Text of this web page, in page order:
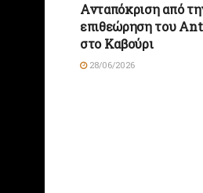
Ανταπόκριση από
επιθεώρηση του
στο Καβούρι
28/06/2026